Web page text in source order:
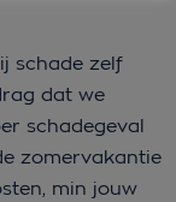
schade zelf
dat we
schadegeval
zomervakantie
min jouw